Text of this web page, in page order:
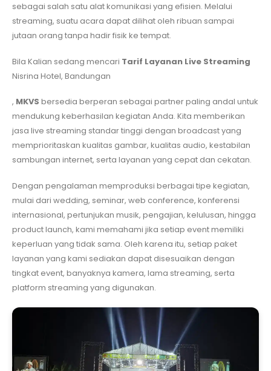
sebagai salah satu alat komunikasi yang efisien. Melalui
streaming, suatu acara dapat dilihat oleh ribuan sampai
jutaan orang tanpa hadir fisik ke tempat.
Bila Kalian sedang mencari Tarif Layanan Live Streaming
Nisrina Hotel, Bandungan
, MKVS bersedia berperan sebagai partner paling andal untuk
mendukung keberhasilan kegiatan Anda. Kita memberikan
jasa live streaming standar tinggi dengan broadcast yang
memprioritaskan kualitas gambar, kualitas audio, kestabilan
sambungan internet, serta layanan yang cepat dan cekatan.
Dengan pengalaman memproduksi berbagai tipe kegiatan,
mulai dari wedding, seminar, web conference, konferensi
internasional, pertunjukan musik, pengajian, kelulusan, hingga
product launch, kami memahami jika setiap event memiliki
keperluan yang tidak sama. Oleh karena itu, setiap paket
layanan yang kami sediakan dapat disesuaikan dengan
tingkat event, banyaknya kamera, lama streaming, serta
platform streaming yang digunakan.